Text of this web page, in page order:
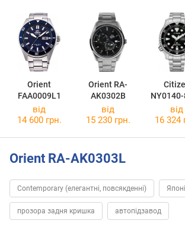
Orient
FAA0009L1
Orient RA-
AK0302B
NY0140-
від
14 600 грн.
від
15 230 грн.
від
16 324
Orient RA-AK0303L
Contemporary (елегантні, повсякденні)
прозора задня кришка автопідзавод